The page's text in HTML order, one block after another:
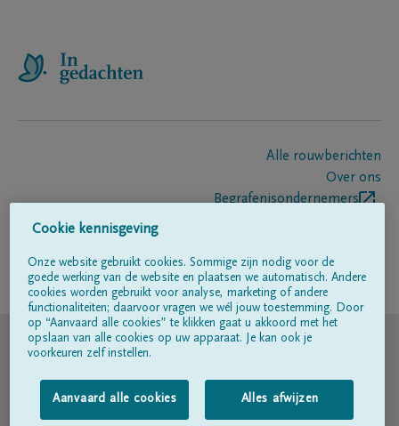
Alle rouwberichten
Over ons
Begrafenisondernemers
Volg ons op
© DELA
Gebruiksvoorwaarden
Privacyverklaring
Cookie kennisgeving
Onze website gebruikt cookies. Sommige zijn nodig voor de
goede werking van de website en plaatsen we automatisch. Andere
cookies worden gebruikt voor analyse, marketing of andere
functionaliteiten; daarvoor vragen we wél jouw toestemming. Door
op “Aanvaard alle cookies” te klikken gaat u akkoord met het
opslaan van alle cookies op uw apparaat. Je kan ook je
voorkeuren zelf instellen.
Aanvaard alle cookies Alles afwijzen